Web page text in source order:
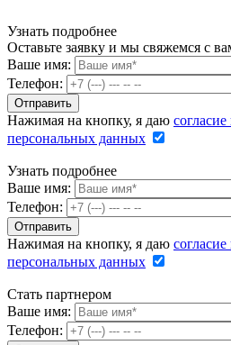
Узнать подробнее
Оставьте заявку и мы свяжемся с
Ваше имя:
Телефон:
Нажимая на кнопку, я даю
персональных данных
Узнать подробнее
Ваше имя:
Телефон:
Нажимая на кнопку, я даю
персональных данных
Стать партнером
Ваше имя:
Телефон: